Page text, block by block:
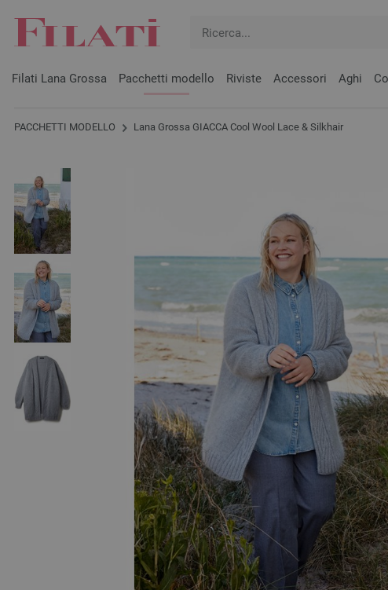
Filati Lana Grossa Pacchetti modello Riviste Accessori Aghi
PACCHETTI MODELLO Lana Grossa GIACCA Cool Wool Lace & Silkhair